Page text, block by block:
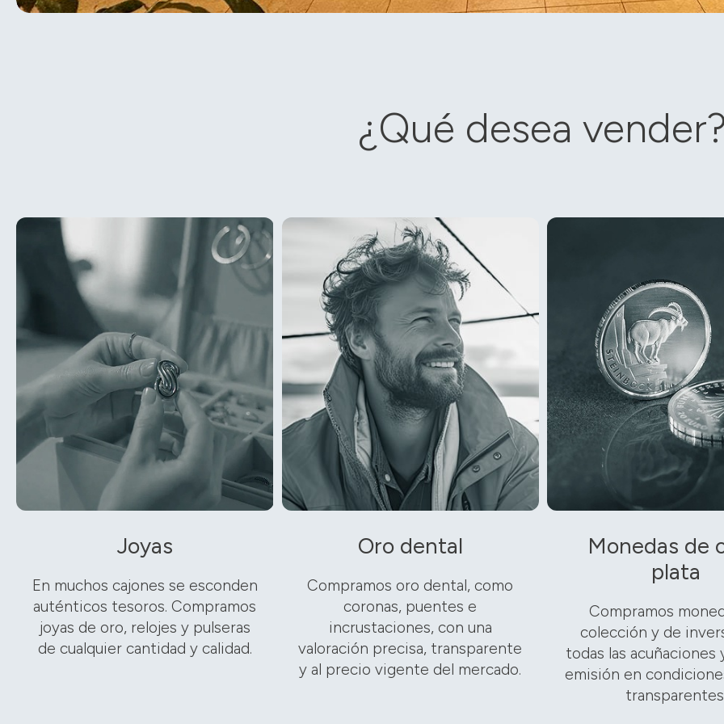
¿Qué desea
Joyas
En muchos cajones se esconden
auténticos tesoros. Compramos
joyas de oro, relojes y pulseras
de cualquier cantidad y calidad.
Oro dental
Compramos oro dental, como
coronas, puentes e
incrustaciones, con una
valoración precisa, transparente
y al precio vigente del mercado.
Monedas de
plata
Compramos
colección y de
todas las acuñaciones
emisión en